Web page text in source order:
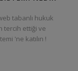
tabanlı hukuk
tercih ettiği ve
'ne katılın !